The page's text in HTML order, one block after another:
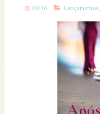
09:30 Lançamentos,